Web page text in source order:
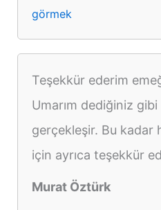
görmek
Teşekkür ederim
Umarım dediğiniz
gerçekleşir. Bu kadar
için ayrıca teşekkür
Murat Öztürk